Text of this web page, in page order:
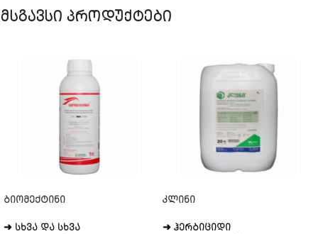
მსგავსი პროდუქტები
ᲑᲘᲝᲛᲔᲥᲢᲘᲜᲘ
➜ ᲡᲮᲕᲐ ᲓᲐ ᲡᲮᲕᲐ
ᲙᲚᲘᲜᲘ
➜ ᲰᲔᲠᲑᲘᲪᲘᲓᲘ